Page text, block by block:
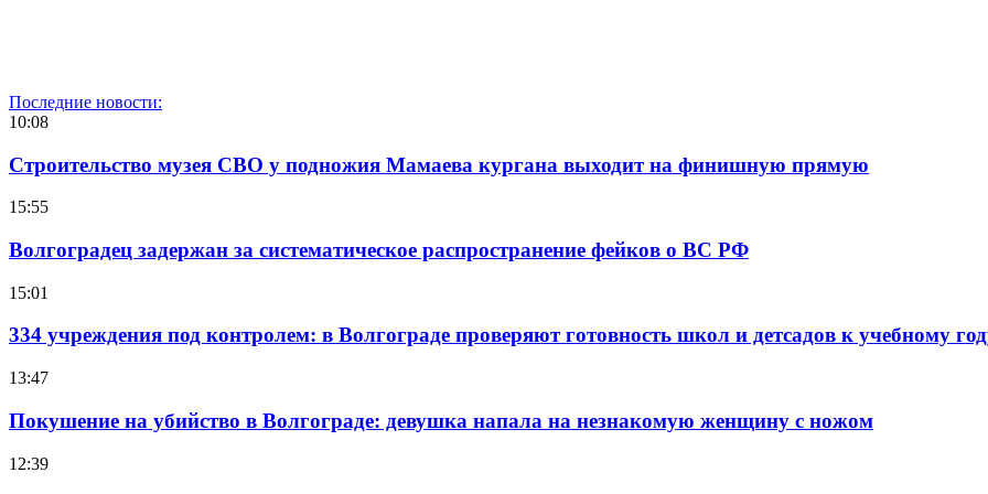
Последние новости:
10:08
Строительство музея СВО у подножия Мамаева кургана выходит на финишную прямую
15:55
Волгоградец задержан за систематическое распространение фейков о ВС РФ
15:01
334 учреждения под контролем: в Волгограде проверяют готовность школ и детсадов к учебному
13:47
Покушение на убийство в Волгограде: девушка напала на незнакомую женщину с ножом
12:39